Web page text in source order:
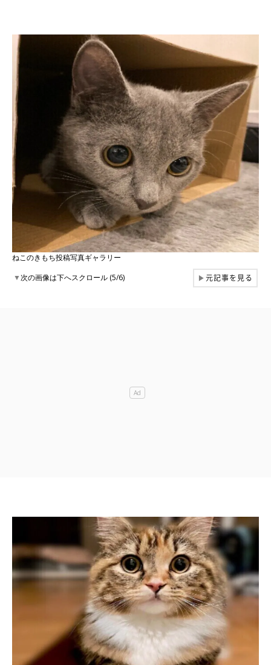
ねこのきもち投稿写真ギャラリー
▼次の画像は下へスクロール (5/6) ▶元記事を見る